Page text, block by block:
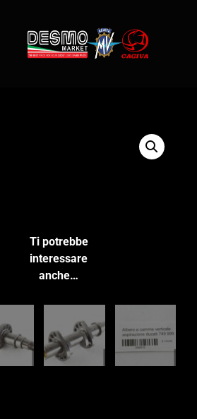
Ti potrebbe
interessare
anche…